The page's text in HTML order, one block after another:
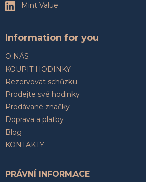
Mint Value
Information for you
O NÁS
KOUPIT HODINKY
Rezervovat schůzku
Prodejte své hodinky
Prodávané značky
Doprava a platby
Blog
KONTAKTY
PRÁVNÍ INFORMACE